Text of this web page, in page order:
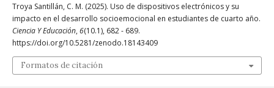
Troya Santillán, C. M. (2025). Uso de dispositivos electrónicos y su
impacto en el desarrollo socioemocional en estudiantes de cuarto año.
Ciencia Y Educación, 6(10.1), 682 - 689.
https://doi.org/10.5281/zenodo.18143409
Formatos de citación